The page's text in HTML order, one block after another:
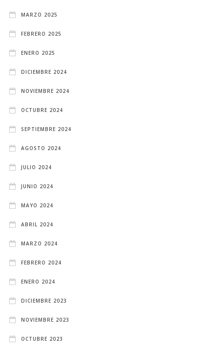
MARZO 2025
FEBRERO 2025
ENERO 2025
DICIEMBRE 2024
NOVIEMBRE 2024
OCTUBRE 2024
SEPTIEMBRE 2024
AGOSTO 2024
JULIO 2024
JUNIO 2024
MAYO 2024
ABRIL 2024
MARZO 2024
FEBRERO 2024
ENERO 2024
DICIEMBRE 2023
NOVIEMBRE 2023
OCTUBRE 2023